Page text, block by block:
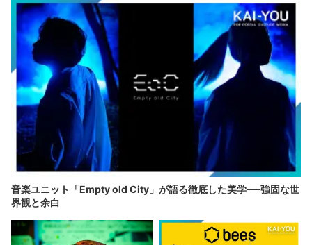
音楽ユニット「Empty old City」が語る徹底した美学──強固な世
界観と余白